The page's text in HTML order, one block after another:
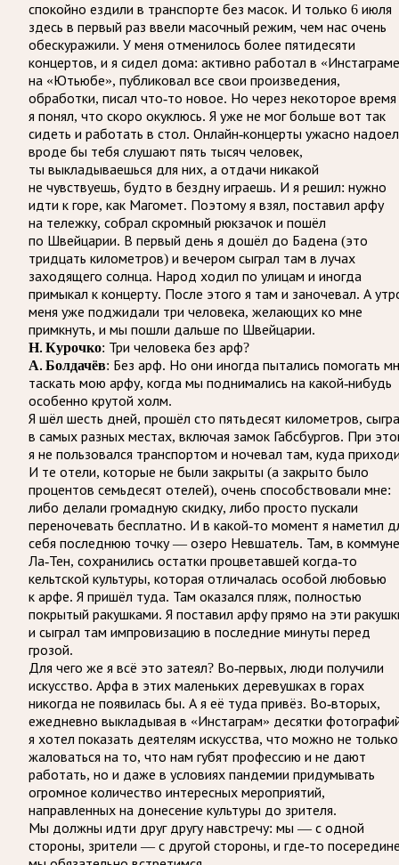
спокойно ездили в транспорте без масок. И только 6 июля
здесь в первый раз ввели масочный режим, чем нас очень
обескуражили. У меня отменилось более пятидесяти
концертов, и я сидел дома: активно работал в
на «Ютьюбе», публиковал все свои произведения,
обработки, писал что-то новое. Но через некоторое время
я понял, что скоро окуклюсь. Я уже не мог больше вот так
сидеть и работать в стол. Онлайн-концерты ужасно
вроде бы тебя слушают пять тысяч человек,
ты выкладываешься для них, а отдачи никакой
не чувствуешь, будто в бездну играешь. И я решил: нужно
идти к горе, как Магомет. Поэтому я взял, поставил арфу
на тележку, собрал скромный рюкзачок и пошёл
по Швейцарии. В первый день я дошёл до Бадена (это
тридцать километров) и вечером сыграл там в лучах
заходящего солнца. Народ ходил по улицам и иногда
примыкал к концерту. После этого я там и заночевал. А
меня уже поджидали три человека, желающих ко мне
примкнуть, и мы пошли дальше по Швейцарии.
Н. Курочко: Три человека без арф?
А. Болдачёв: Без арф. Но они иногда пытались помогать
таскать мою арфу, когда мы поднимались на какой-нибудь
особенно крутой холм.
Я шёл шесть дней, прошёл сто пятьдесят километров,
в самых разных местах, включая замок Габсбургов. При
я не пользовался транспортом и ночевал там, куда
И те отели, которые не были закрыты (а закрыто было
процентов семьдесят отелей), очень способствовали мне:
либо делали громадную скидку, либо просто пускали
переночевать бесплатно. И в какой-то момент я наметил
себя последнюю точку — озеро Невшатель. Там, в коммуне
Ла-Тен, сохранились остатки процветавшей когда-то
кельтской культуры, которая отличалась особой любовью
к арфе. Я пришёл туда. Там оказался пляж, полностью
покрытый ракушками. Я поставил арфу прямо на эти
и сыграл там импровизацию в последние минуты перед
грозой.
Для чего же я всё это затеял? Во-первых, люди получили
искусство. Арфа в этих маленьких деревушках в горах
никогда не появилась бы. А я её туда привёз. Во-вторых,
ежедневно выкладывая в «Инстаграм» десятки
я хотел показать деятелям искусства, что можно не только
жаловаться на то, что нам губят профессию и не дают
работать, но и даже в условиях пандемии придумывать
огромное количество интересных мероприятий,
направленных на донесение культуры до зрителя.
Мы должны идти друг другу навстречу: мы — с одной
стороны, зрители — с другой стороны, и где-то